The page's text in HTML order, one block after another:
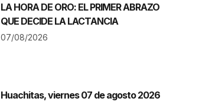
LA HORA DE ORO: EL PRIMER ABRAZO
QUE DECIDE LA LACTANCIA
07/08/2026
Huachitas, viernes 07 de agosto 2026